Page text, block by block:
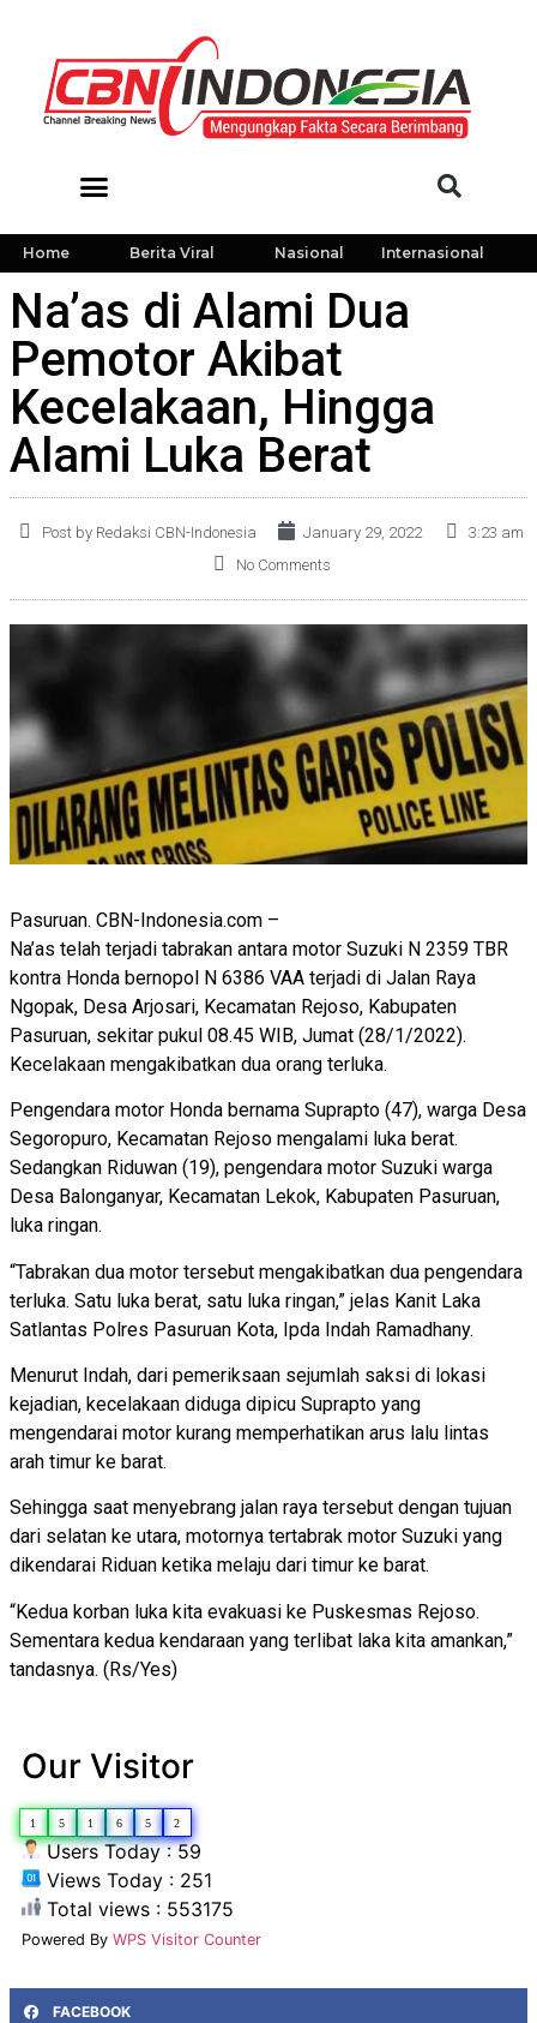
Home Berita Viral Nasional Internasional
Na’as di Alami Dua
Pemotor Akibat
Kecelakaan, Hingga
Alami Luka Berat
Post by Redaksi CBN-Indonesia January 29, 2022
3:23 am
No Comments
Pasuruan. CBN-Indonesia.com –
Na’as telah terjadi tabrakan antara motor Suzuki N 2359 TBR
kontra Honda bernopol N 6386 VAA terjadi di Jalan Raya
Ngopak, Desa Arjosari, Kecamatan Rejoso, Kabupaten
Pasuruan, sekitar pukul 08.45 WIB, Jumat (28/1/2022).
Kecelakaan mengakibatkan dua orang terluka.
Pengendara motor Honda bernama Suprapto (47), warga Desa
Segoropuro, Kecamatan Rejoso mengalami luka berat.
Sedangkan Riduwan (19), pengendara motor Suzuki warga
Desa Balonganyar, Kecamatan Lekok, Kabupaten Pasuruan,
luka ringan.
“Tabrakan dua motor tersebut mengakibatkan dua pengendara
terluka. Satu luka berat, satu luka ringan,” jelas Kanit Laka
Satlantas Polres Pasuruan Kota, Ipda Indah Ramadhany.
Menurut Indah, dari pemeriksaan sejumlah saksi di lokasi
kejadian, kecelakaan diduga dipicu Suprapto yang
mengendarai motor kurang memperhatikan arus lalu lintas
arah timur ke barat.
Sehingga saat menyebrang jalan raya tersebut dengan tujuan
dari selatan ke utara, motornya tertabrak motor Suzuki yang
dikendarai Riduan ketika melaju dari timur ke barat.
“Kedua korban luka kita evakuasi ke Puskesmas Rejoso.
Sementara kedua kendaraan yang terlibat laka kita amankan,”
tandasnya. (Rs/Yes)
Our Visitor
1 5 1 6 5 2
Users Today : 59
Views Today : 251
Total views : 553175
Powered By WPS Visitor Counter
FACEBOOK